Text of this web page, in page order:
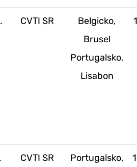
CVTI SR
Belgicko,
Brusel
Portugalsko,
Lisabon
CVTI SR
Portugalsko,